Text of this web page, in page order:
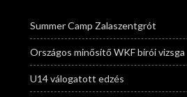
Summer Camp Zalaszentgrót
Országos minősítő WKF bírói vizsga
U14 válogatott edzés